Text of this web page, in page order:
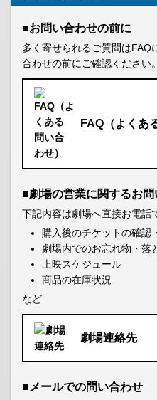
■お問い合わせの前に
多く寄せられるご質問はFAQ
合わせの前にご確認ください。
FAQ（よくあ
■劇場の営業に関するお問
下記内容は劇場へ直接お電話
購入後のチケットの確認
劇場内でのお忘れ物・落
上映スケジュール
商品の在庫状況
など
劇場連絡先
■メールでの問い合わせ